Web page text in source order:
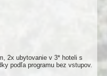
2x ubytovanie v 3* hoteli s
podľa programu bez vstupov.